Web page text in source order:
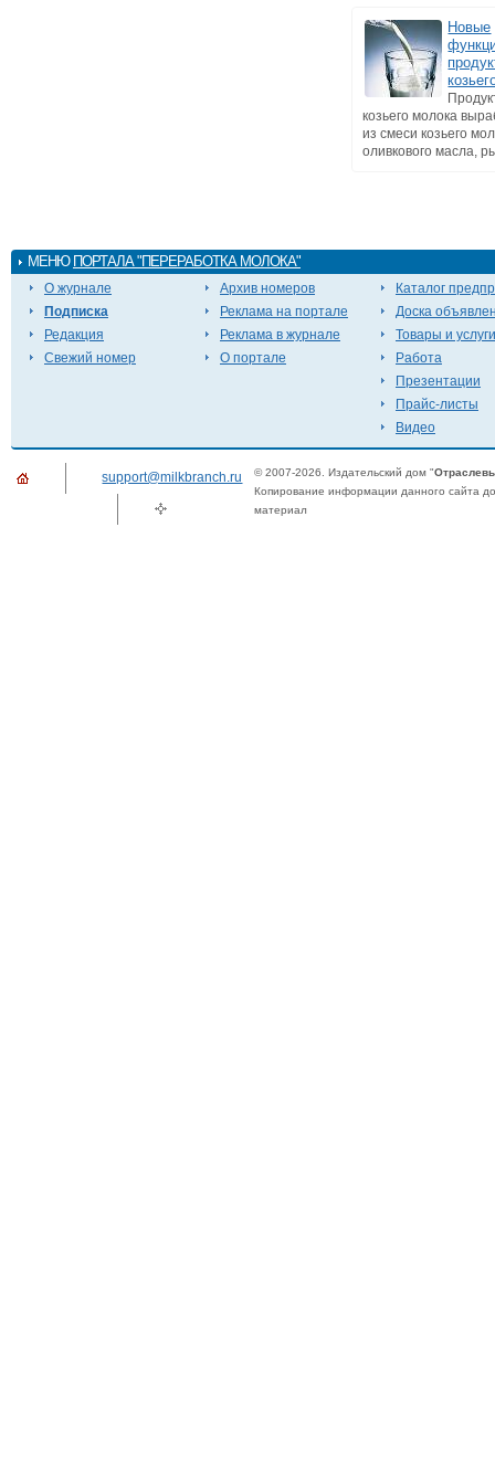
Новые
козьего молока
из смеси козьего
оливкового масла,
МЕНЮ ПОРТАЛА "ПЕРЕРАБОТКА МОЛОКА"
О журнале
Подписка
Редакция
Свежий номер
Архив номеров
Реклама на портале
Реклама в журнале
О портале
Каталог
Доска
Товары и услуги
Работа
Презентации
Прайс-листы
Видео
support@milkbranch.ru © 2007-2026. Издательский дом "
Копирование информации данного сайта
материал